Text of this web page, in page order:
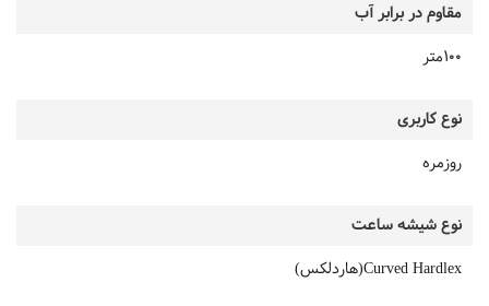
مقاوم در برابر آب
100متر
نوع کاربری
روزمره
نوع شیشه ساعت
Curved Hardlex(هاردلکس)